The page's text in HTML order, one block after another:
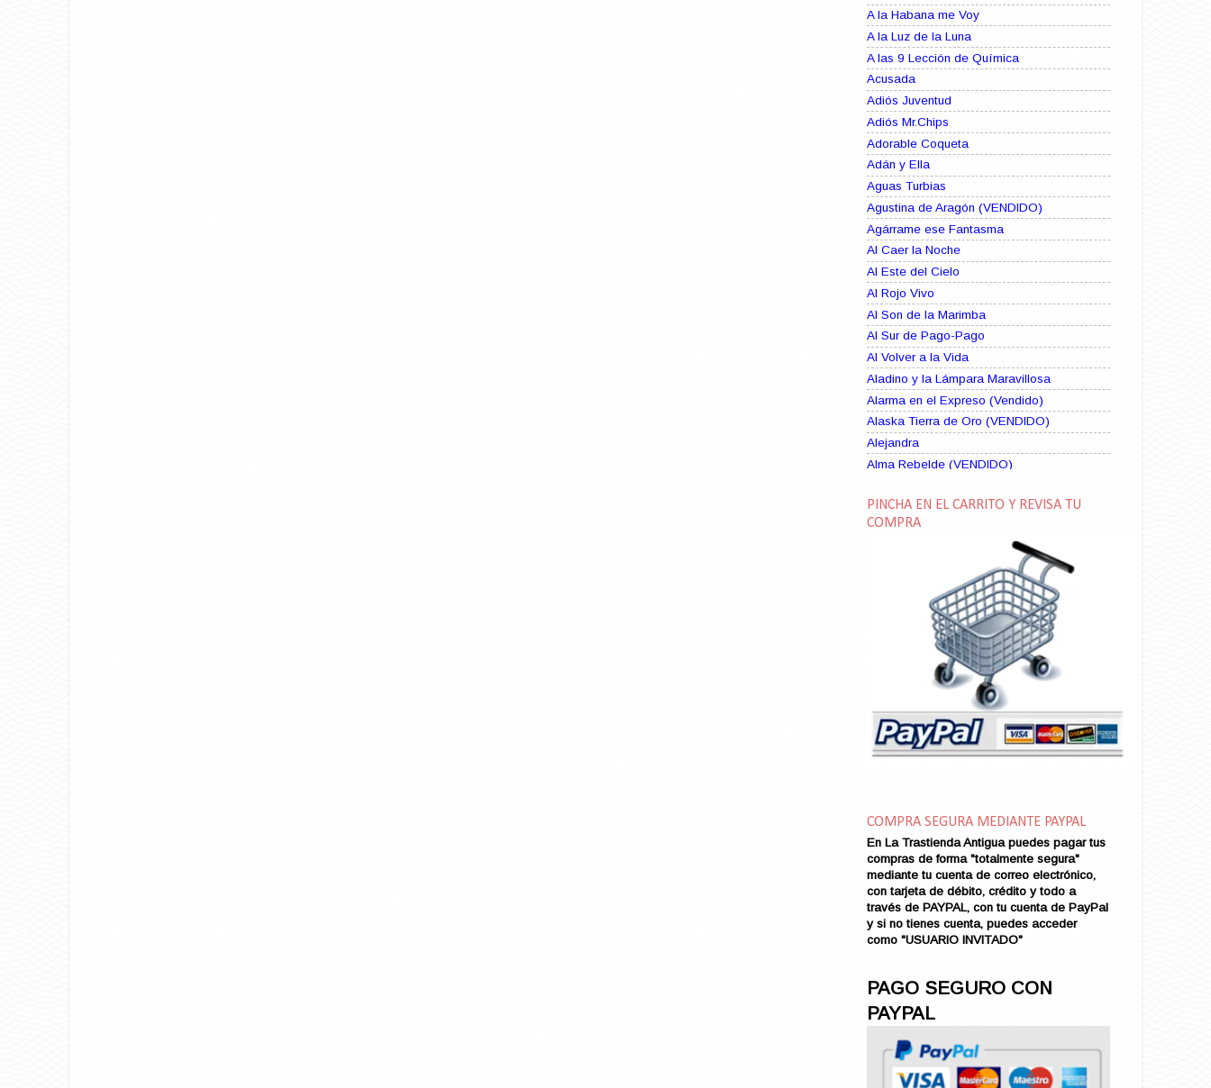
A la Habana me Voy
A la Luz de la Luna
A las 9 Lección de Química
Acusada
Adiós Juventud
Adiós Mr.Chips
Adorable Coqueta
Adán y Ella
Aguas Turbias
Agustina de Aragón (VENDIDO)
Agárrame ese Fantasma
Al Caer la Noche
Al Este del Cielo
Al Rojo Vivo
Al Son de la Marimba
Al Sur de Pago-Pago
Al Volver a la Vida
Aladino y la Lámpara Maravillosa
Alarma en el Expreso (Vendido)
Alaska Tierra de Oro (VENDIDO)
Alejandra
Alma Rebelde (VENDIDO)
Alma en Suplicio (VENDIDO)
Almas Borrascosas
Amame esta Noche (VENDIDO)
Amanda La Paciente Peligrosa
Amarga Victoria
Amor a Medianoche
Amor en Conserva (VENDIDO)
Amor que Mata
Amor sin Refugio
Ana de Brooklyn
Ana y El Rey de Siam
Anatomía de un Asesinato
Andrés Harvey Millonario (VENDIDO)
Andrés Harvey Tenorio
Andrés Harvey se Enamora (VENDIDO)
Aníbal
Aquella Noche en Rio
Arenas Sangrientas
Argel (VENDIDO)
Armonías de Juventud (VENDIDO)
PINCHA EN EL CARRITO Y REVISA TU
COMPRA
COMPRA SEGURA MEDIANTE PAYPAL
En La Trastienda Antigua puedes pagar tus
compras de forma "totalmente segura"
mediante tu cuenta de correo electrónico,
con tarjeta de débito, crédito y todo a
través de PAYPAL, con tu cuenta de PayPal
y si no tienes cuenta, puedes acceder
como "USUARIO INVITADO"
PAGO SEGURO CON
PAYPAL